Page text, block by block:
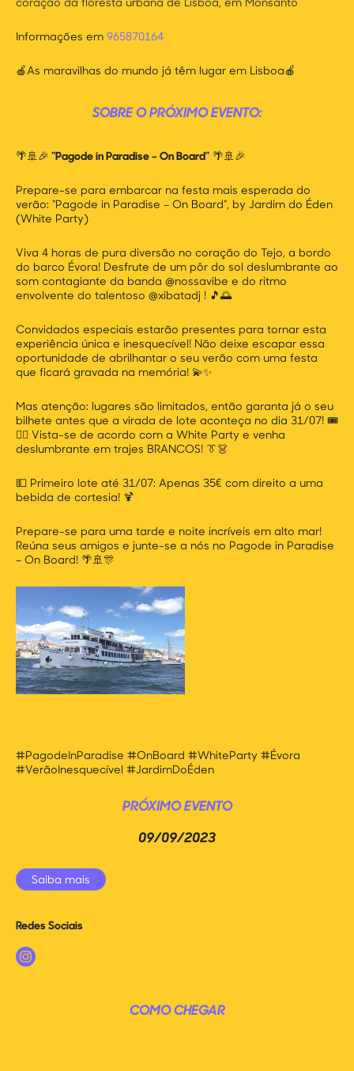
Informações em 965870164
🍎As maravilhas do mundo já têm lugar em Lisboa🍎
SOBRE O PRÓXIMO EVENTO:
🌴🚢🎉 “Pagode in Paradise – On Board” 🌴🚢🎉
Prepare-se para embarcar na festa mais esperada do
verão: “Pagode in Paradise – On Board”, by Jardim do Éden
(White Party)
Viva 4 horas de pura diversão no coração do Tejo, a bordo
do barco Évora! Desfrute de um pôr do sol deslumbrante ao
som contagiante da banda @nossavibe e do ritmo
envolvente do talentoso @xibatadj ! 🎵🌅
Convidados especiais estarão presentes para tornar esta
experiência única e inesquecível! Não deixe escapar essa
oportunidade de abrilhantar o seu verão com uma festa
que ficará gravada na memória! 💫✨
Mas atenção: lugares são limitados, então garanta já o seu
bilhete antes que a virada de lote aconteça no dia 31/07! 🎟️
🏃‍♂️ Vista-se de acordo com a White Party e venha
deslumbrante em trajes BRANCOS! 👔👗
💵 Primeiro lote até 31/07: Apenas 35€ com direito a uma
bebida de cortesia! 🍹
Prepare-se para uma tarde e noite incríveis em alto mar!
Reúna seus amigos e junte-se a nós no Pagode in Paradise
– On Board! 🌴🚢🎊
#PagodeInParadise #OnBoard #WhiteParty #Évora
#VerãoInesquecível #JardimDoÉden
PRÓXIMO EVENTO
09/09/2023
Saiba mais
Redes Sociais
COMO CHEGAR